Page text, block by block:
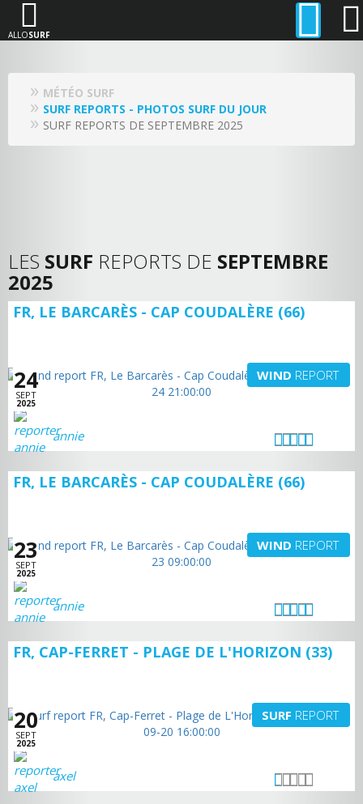
ALLOSURF
MÉTÉO SURF
SURF REPORTS - PHOTOS SURF DU JOUR
SURF REPORTS DE SEPTEMBRE 2025
LES SURF REPORTS DE SEPTEMBRE
2025
FR, LE BARCARÈS - CAP COUDALÈRE (66)
24
SEPT
2025
WIND REPORT
annie
FR, LE BARCARÈS - CAP COUDALÈRE (66)
23
SEPT
2025
WIND REPORT
annie
FR, CAP-FERRET - PLAGE DE L'HORIZON (33)
20
SEPT
2025
SURF REPORT
axel